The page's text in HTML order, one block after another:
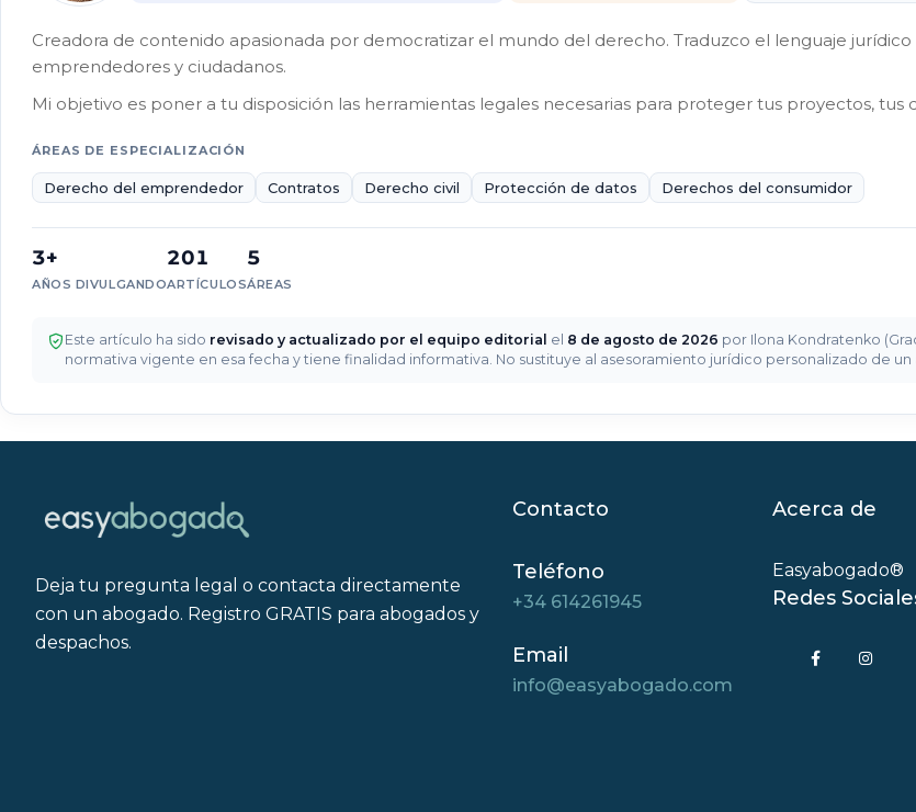
delitos
los
5
Creadora de contenido apasionada por democratizar el mundo del derecho. Traduzco el lenguaje
emprendedores y ciudadanos.
Mi objetivo es poner a tu disposición las herramientas legales necesarias para proteger tus proyectos, tus
ÁREAS DE ESPECIALIZACIÓN
Derecho del emprendedor Contratos Derecho civil Protección de datos Derechos del consumidor
3+
AÑOS DIVULGANDO
201
ARTÍCULOS
5
ÁREAS
Este artículo ha sido revisado y actualizado por el equipo editorial el 8 de agosto de 2026 por Ilona Kondratenko
normativa vigente en esa fecha y tiene finalidad informativa. No sustituye al asesoramiento jurídico personalizado de
Deja tu pregunta legal o contacta directamente
con un abogado. Registro GRATIS para abogados y
despachos.
Contacto
Teléfono
+34 614261945
Email
info@easyabogado.com
Acerca de
Easyabogado®
Redes